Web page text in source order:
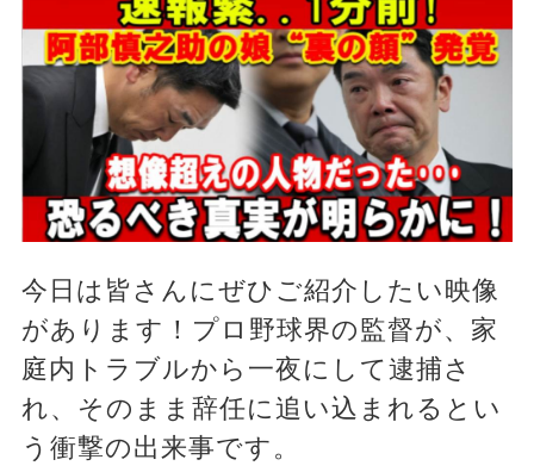
今日は皆さんにぜひご紹介したい映像
があります！プロ野球界の監督が、家
庭内トラブルから一夜にして逮捕さ
れ、そのまま辞任に追い込まれるとい
う衝撃の出来事です。